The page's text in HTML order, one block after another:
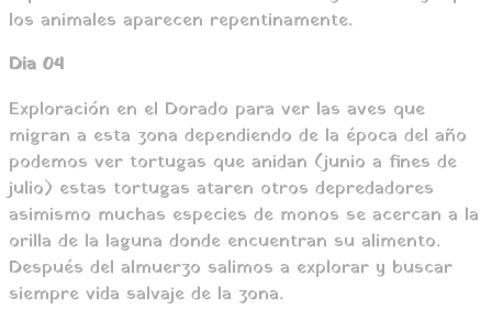
los animales aparecen repentinamente.
Dia 04
Exploración en el Dorado para ver las aves que
migran a esta zona dependiendo de la época del año
podemos ver tortugas que anidan (junio a fines de
julio) estas tortugas ataren otros depredadores
asimismo muchas especies de monos se acercan a la
orilla de la laguna donde encuentran su alimento.
Después del almuerzo salimos a explorar y buscar
siempre vida salvaje de la zona.